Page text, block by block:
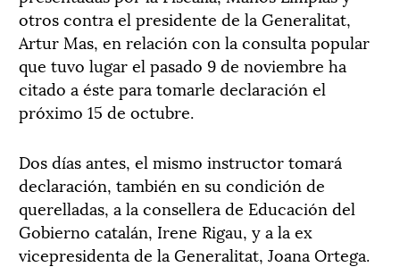
otros contra el presidente de la Generalitat,
Artur Mas, en relación con la consulta popular
que tuvo lugar el pasado 9 de noviembre ha
citado a éste para tomarle declaración el
próximo 15 de octubre.
Dos días antes, el mismo instructor tomará
declaración, también en su condición de
querelladas, a la consellera de Educación del
Gobierno catalán, Irene Rigau, y a la ex
vicepresidenta de la Generalitat, Joana Ortega.